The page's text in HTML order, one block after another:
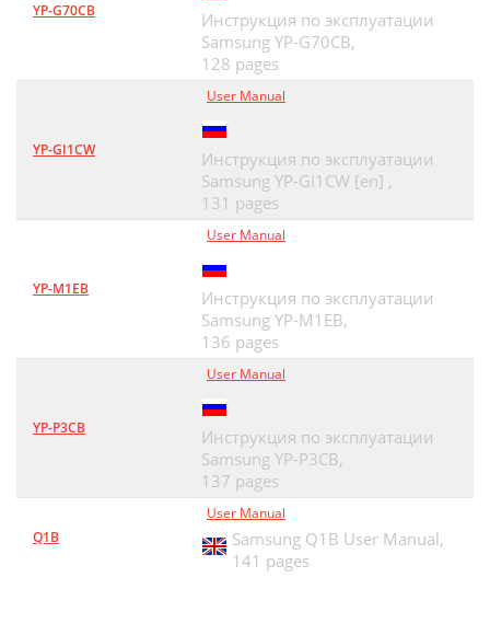
YP-G70CB
Инструкция по эксплуатации
Samsung YP-G70CB,
128 pages
YP-GI1CW
User Manual
Инструкция по эксплуатации
Samsung YP-GI1CW [en] ,
131 pages
YP-M1EB
User Manual
Инструкция по эксплуатации
Samsung YP-M1EB,
136 pages
YP-P3CB
User Manual
Инструкция по эксплуатации
Samsung YP-P3CB,
137 pages
Q1B
User Manual
Samsung Q1B User Manual,
141 pages